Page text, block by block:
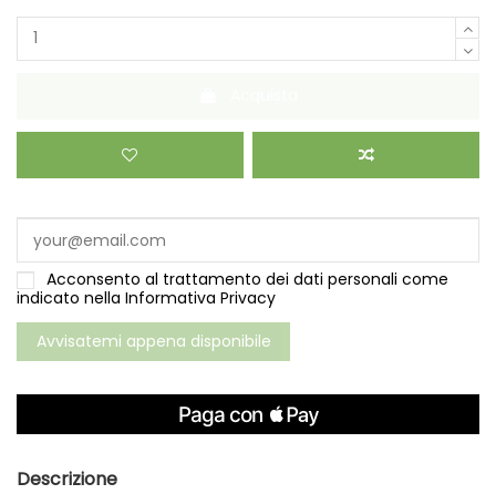
Acconsento al trattamento dei dati personali come
indicato nella Informativa Privacy
Descrizione